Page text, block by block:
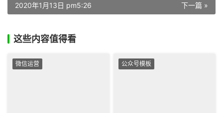
下一篇 »
2020年1月13日 pm5:26
这些内容值得看
微信运营 公众号模板